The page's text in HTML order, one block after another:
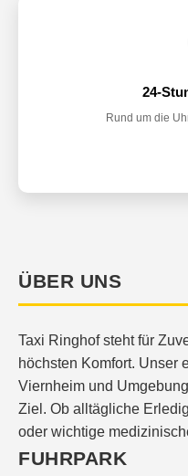
24-
Rund um die
ÜBER UNS
Taxi Ringhof steht für
höchsten Komfort. Unser
Viernheim und
Ziel. Ob alltägliche
oder wichtige
FUHRPARK